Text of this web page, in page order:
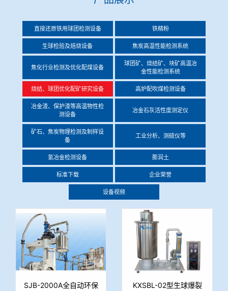
烧结/球团优化配矿研究设备
高炉配吹煤检测设备
冶金石灰活性度测定仪
矿石、焦炭物理检测及制样设备
工业分析、测硫仪等
企业荣誉
联系智博1919
直接还原铁用球团检测设备 铁精粉
生球检验及焙烧设备 焦炭高温性能检测系统
焦化行业检测及优化配煤设备
球团矿、烧结矿、块矿高温冶
金性能检测系统
烧结、球团优化配矿研究设备 高炉配吹煤检测设备
冶金渣、保护渣等高温物性检
测设备
冶金石灰活性度测定仪
矿石、焦炭物理检测及制样设
备
工业分析、测硫仪等
氢冶金检测设备 膨润土
标准下载 企业荣誉
设备视频
SJB-2000A全自动环保
KXSBL-02型生球爆裂